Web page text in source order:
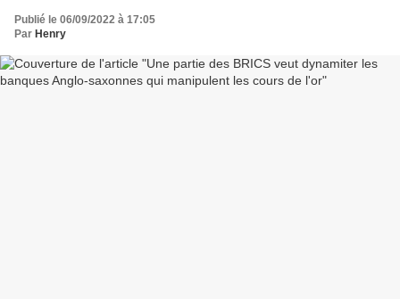
Publié le 06/09/2022 à 17:05
Par Henry